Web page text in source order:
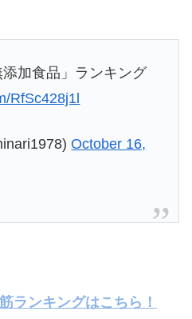
加食品」ランキング
RfSc428j1l
October 16,
ンキングはこちら！